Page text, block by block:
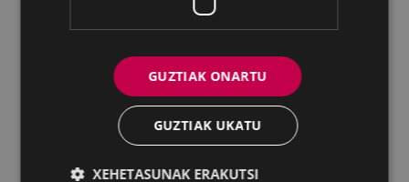
943 70 84 39 / 943 70 84 00 (Pegora)| Faxa: 943 70 84
16
kultura@eibar.eus pegora@eibar.eus
IFZ: P2003100A | DIR3 L01200300
GUZTIAK ONARTU
GUZTIAK UKATU
XEHETASUNAK ERAKUTSI